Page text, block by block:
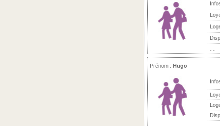
Prénom : Hugo